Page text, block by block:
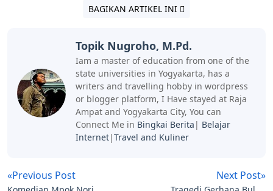
BAGIKAN ARTIKEL INI
Topik Nugroho, M.Pd.
Iam a master of education from one of the
state universities in Yogyakarta, has a
writers and travelling hobby in wordpress
or blogger platform, I Have stayed at Raja
Ampat and Yogyakarta City, You can
Connect Me in Bingkai Berita | Belajar
Internet|Travel and Kuliner
«Previous Post Next Post»